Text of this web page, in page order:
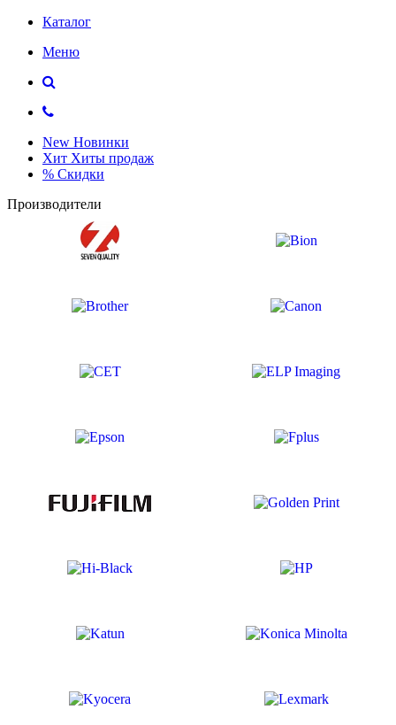
Каталог
Меню
New Новинки
Хит Хиты продаж
% Скидки
Производители